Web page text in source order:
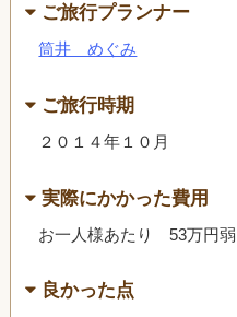
ご旅行プランナー
筒井 めぐみ
ご旅行時期
２０１４年１０月
実際にかかった費用
お一人様あたり 53万円弱
良かった点